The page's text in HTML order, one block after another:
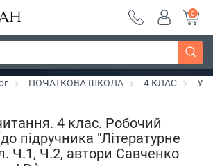
200 грн ~ 250 грн ~
РОЗПРОДАЖ
Дізнатись більше
0
ПОЧАТКОВА ШКОЛА 4 КЛАС
4 клас. Робочий
підручника "Літературне
Ч.1, Ч.2, автори Савченко